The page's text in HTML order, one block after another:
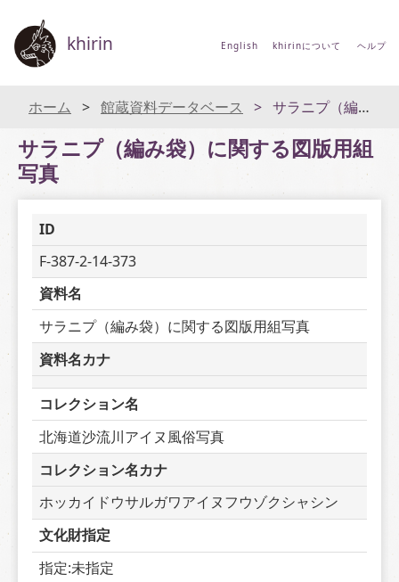
khirin English khirinについて ヘルプ
ホーム 館蔵資料データベース サラニプ（編み袋）に関する図版用組写真
サラニプ（編み袋）に関する図版用組
写真
ID
F-387-2-14-373
資料名
サラニプ（編み袋）に関する図版用組写真
資料名カナ
コレクション名
北海道沙流川アイヌ風俗写真
コレクション名カナ
ホッカイドウサルガワアイヌフウゾクシャシン
文化財指定
指定:未指定